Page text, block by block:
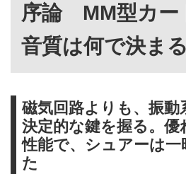
序論 MM型カー
音質は何で決ま
磁気回路よりも、振動
決定的な鍵を握る。優
性能で、シュアーは
た